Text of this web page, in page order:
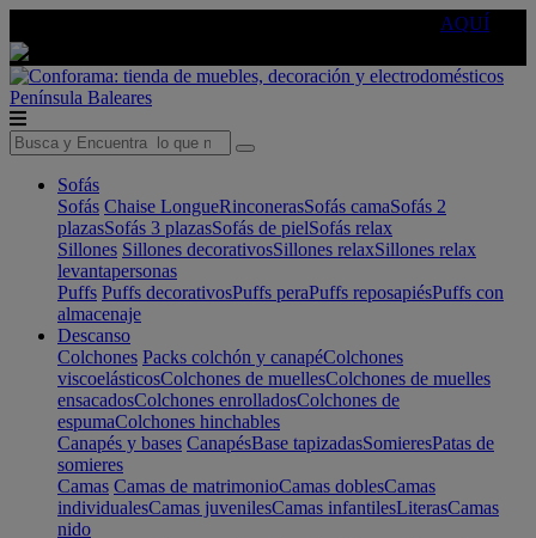
AQUÍ
Península Baleares
Sofás
Sofás Chaise LongueRinconerasSofás camaSofás 2
plazasSofás 3 plazasSofás de pielSofás relax
Sillones Sillones decorativosSillones relaxSillones relax
levantapersonas
Puffs Puffs decorativosPuffs peraPuffs reposapiésPuffs con
almacenaje
Descanso
Colchones Packs colchón y canapéColchones
viscoelásticosColchones de muellesColchones de muelles
ensacadosColchones enrolladosColchones de
espumaColchones hinchables
Canapés y bases CanapésBase tapizadasSomieresPatas de
somieres
Camas Camas de matrimonioCamas doblesCamas
individualesCamas juvenilesCamas infantilesLiterasCamas
nido